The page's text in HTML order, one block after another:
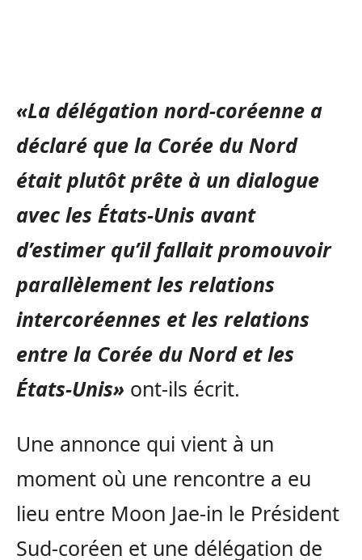
«La délégation nord-coréenne a
déclaré que la Corée du Nord
était plutôt prête à un dialogue
avec les États-Unis avant
d’estimer qu’il fallait promouvoir
parallèlement les relations
intercoréennes et les relations
entre la Corée du Nord et les
États-Unis» ont-ils écrit.
Une annonce qui vient à un
moment où une rencontre a eu
lieu entre Moon Jae-in le Président
Sud-coréen et une délégation de